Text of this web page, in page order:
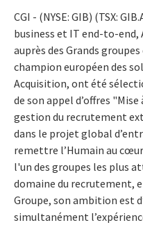
CGI - (NYSE: GIB) (TSX:
business et IT end-to-end,
auprès des Grands
champion européen des
Acquisition, ont été
de son appel d’offres
gestion du recrutement
dans le projet global
remettre l’Humain au
l'un des groupes les plus
domaine du recrutement,
Groupe, son ambition est
simultanément